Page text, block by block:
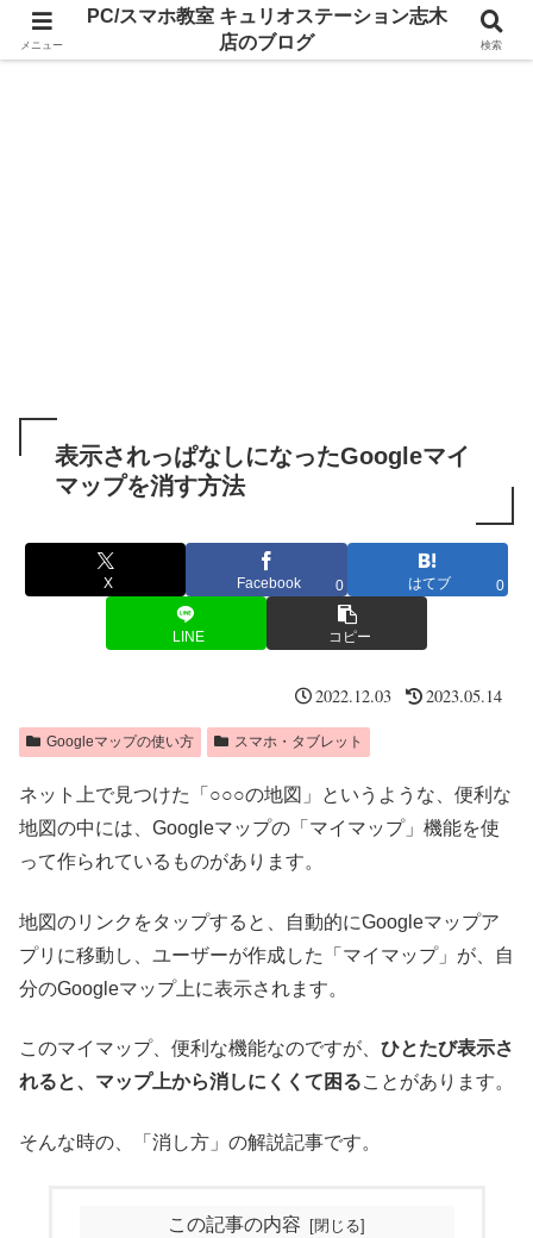
表示されっぱなしになったGoogleマイ
マップを消す方法
X Facebook 0 はてブ 0
LINE コピー
2022.12.03 2023.05.14
Googleマップの使い方 スマホ・タブレット
ネット上で見つけた「○○○の地図」というような、便利な
地図の中には、Googleマップの「マイマップ」機能を使
って作られているものがあります。
地図のリンクをタップすると、自動的にGoogleマップア
プリに移動し、ユーザーが作成した「マイマップ」が、自
分のGoogleマップ上に表示されます。
このマイマップ、便利な機能なのですが、 ひとたび表示さ
れると、マップ上から消しにくくて困ることがあります。
そんな時の、「消し方」の解説記事です。
この記事の内容
メニュー
PC/スマホ教室 キュリオステーション志木
店のブログ
検索